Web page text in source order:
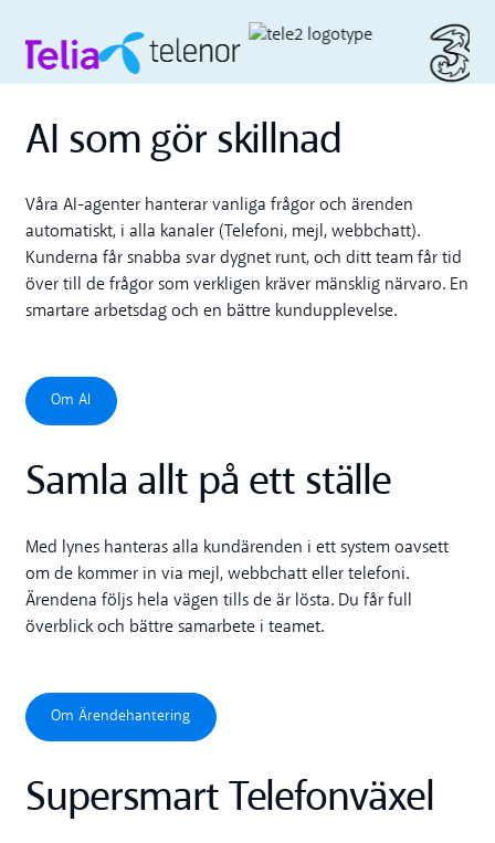
AI som gör skillnad
Våra AI-agenter hanterar vanliga frågor och ärenden
automatiskt, i alla kanaler (Telefoni, mejl, webbchatt).
Kunderna får snabba svar dygnet runt, och ditt team får tid
över till de frågor som verkligen kräver mänsklig närvaro. En
smartare arbetsdag och en bättre kundupplevelse.
Om AI
Om AI
Samla allt på ett ställe
Med lynes hanteras alla kundärenden i ett system oavsett
om de kommer in via mejl, webbchatt eller telefoni.
Ärendena följs hela vägen tills de är lösta. Du får full
överblick och bättre samarbete i teamet.
Om Ärendehantering
Om Ärendehantering
Supersmart Telefonväxel